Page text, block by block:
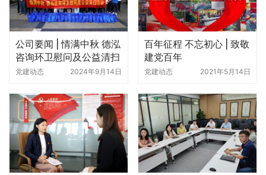
公司要闻 | 情满中秋 德泓
咨询环卫慰问及公益清扫
活动
党建动态 2024年9月14日
百年征程 不忘初心 | 致敬
建党百年
党建动态 2021年5月14日